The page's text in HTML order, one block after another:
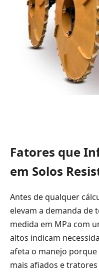
Fatores que
em Solos
Antes de qualquer
elevam a demanda de
medida em MPa com
altos indicam
afeta o manejo
mais afiados e